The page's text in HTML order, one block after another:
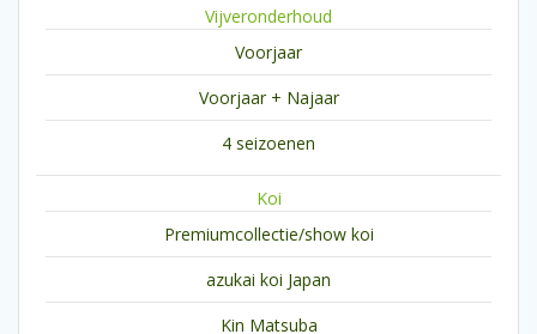
Vijveronderhoud
Voorjaar
Voorjaar + Najaar
4 seizoenen
Koi
Premiumcollectie/show koi
azukai koi Japan
Kin Matsuba